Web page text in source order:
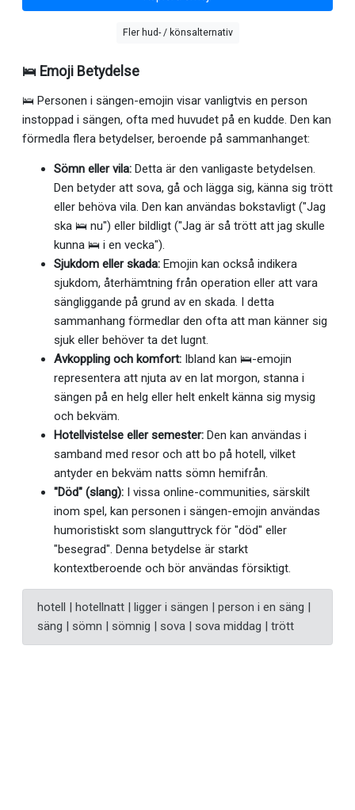
Fler hud- / könsalternativ
🛌 Emoji Betydelse
🛌 Personen i sängen-emojin visar vanligtvis en person
instoppad i sängen, ofta med huvudet på en kudde. Den kan
förmedla flera betydelser, beroende på sammanhanget:
Sömn eller vila: Detta är den vanligaste betydelsen.
Den betyder att sova, gå och lägga sig, känna sig trött
eller behöva vila. Den kan användas bokstavligt ("Jag
ska 🛌 nu") eller bildligt ("Jag är så trött att jag skulle
kunna 🛌 i en vecka").
Sjukdom eller skada: Emojin kan också indikera
sjukdom, återhämtning från operation eller att vara
sängliggande på grund av en skada. I detta
sammanhang förmedlar den ofta att man känner sig
sjuk eller behöver ta det lugnt.
Avkoppling och komfort: Ibland kan 🛌-emojin
representera att njuta av en lat morgon, stanna i
sängen på en helg eller helt enkelt känna sig mysig
och bekväm.
Hotellvistelse eller semester: Den kan användas i
samband med resor och att bo på hotell, vilket
antyder en bekväm natts sömn hemifrån.
"Död" (slang): I vissa online-communities, särskilt
inom spel, kan personen i sängen-emojin användas
humoristiskt som slanguttryck för "död" eller
"besegrad". Denna betydelse är starkt
kontextberoende och bör användas försiktigt.
hotell | hotellnatt | ligger i sängen | person i en säng |
säng | sömn | sömnig | sova | sova middag | trött